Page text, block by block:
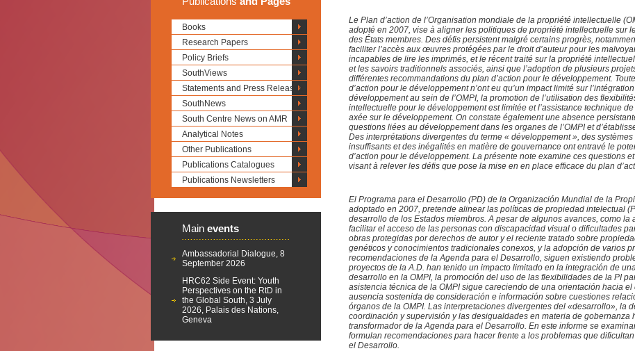
Books
Research Papers
Policy Briefs
SouthViews
Statements and Press Releases
SouthNews
South Centre News on AMR
Analytical Notes
Other Publications
Publications Catalogues
Publications Newsletters
Main events
Ambassadorial Dialogue, 8
September 2026
HRC62 Side Event: Youth
Perspectives on the RtD in
the Global South, 3 July
2026, Palais des Nations,
Geneva
Le Plan d’action de l’Organisation mondiale de la propriété intellectuelle
adopté en 2007, vise à aligner les politiques de propriété intellectuelle sur
des États membres. Des défis persistent malgré certains progrès,
faciliter l’accès aux œuvres protégées par le droit d’auteur pour les
incapables de lire les imprimés, et le récent traité sur la propriété
et les savoirs traditionnels associés, ainsi que l’adoption de plusieurs
différentes recommandations du plan d’action pour le développement.
d’action pour le développement n’ont eu qu’un impact limité sur
développement au sein de l’OMPI, la promotion de l’utilisation des
intellectuelle pour le développement est limitée et l’assistance technique
axée sur le développement. On constate également une absence
questions liées au développement dans les organes de l’OMPI et
Des interprétations divergentes du terme « développement », des
insuffisants et des inégalités en matière de gouvernance ont entravé le
d’action pour le développement. La présente note examine ces questions
visant à relever les défis que pose la mise en en place efficace du plan
El Programa para el Desarrollo (PD) de la Organización Mundial de la
adoptado en 2007, pretende alinear las políticas de propiedad intelectual
desarrollo de los Estados miembros. A pesar de algunos avances, como la
facilitar el acceso de las personas con discapacidad visual o dificultades
obras protegidas por derechos de autor y el reciente tratado sobre
genéticos y conocimientos tradicionales conexos, y la adopción de varios
recomendaciones de la Agenda para el Desarrollo, siguen existiendo
proyectos de la A.D. han tenido un impacto limitado en la integración de
desarrollo en la OMPI, la promoción del uso de las flexibilidades de la PI
asistencia técnica de la OMPI sigue careciendo de una orientación hacia
ausencia sostenida de consideración e información sobre cuestiones
órganos de la OMPI. Las interpretaciones divergentes del «desarrollo», la
coordinación y supervisión y las desigualdades en materia de gobernanza
transformador de la Agenda para el Desarrollo. En este informe se
formulan recomendaciones para hacer frente a los problemas que
el Desarrollo.